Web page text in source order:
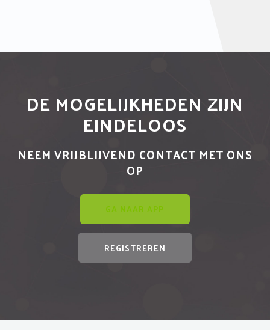
DE MOGELIJKHEDEN ZIJN
EINDELOOS
NEEM VRIJBLIJVEND CONTACT MET ONS
OP
GA NAAR APP
REGISTREREN